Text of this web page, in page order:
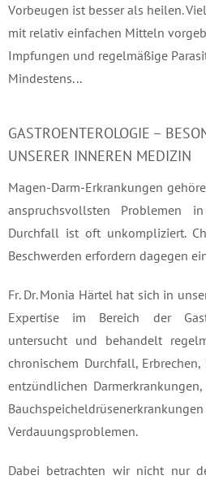
Vorbeugen ist besser als heilen.
mit relativ einfachen Mitteln
Impfungen und regelmäßige
Mindestens...
GASTROENTEROLOGIE –
UNSERER INNEREN MEDIZIN
Magen-Darm-Erkrankungen
anspruchsvollsten Problemen
Durchfall ist oft unkompliziert.
Beschwerden erfordern dagegen
Fr. Dr. Monia Härtel hat sich in
Expertise im Bereich der
untersucht und behandelt
chronischem Durchfall,
entzündlichen
Verdauungsproblemen.
Dabei betrachten wir nicht nur